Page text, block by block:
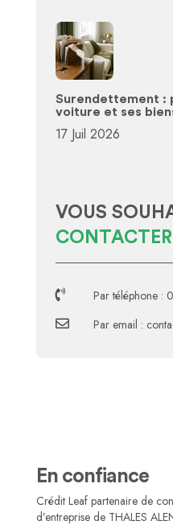
Surendettement :
voiture et ses
17 Juil 2026
VOUS
 Par téléphone :
 Par email :
En confiance
Crédit Leaf partenaire de
d’entreprise de THALES